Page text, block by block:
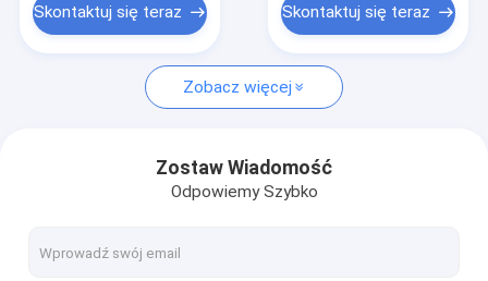
Medyczne wiertło do kości
Wiertło chirurgiczne do kości
Oscylacyjna piła do kości
Posuwisto-zwrotna piła do kości
Skontaktuj się teraz Skontaktuj się teraz
Zobacz więcej
Zostaw Wiadomość
Odpowiemy Szybko